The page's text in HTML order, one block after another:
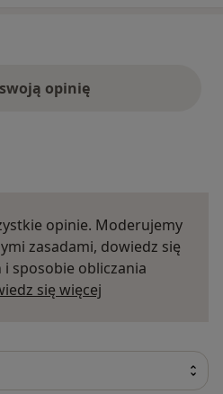
opinię
opinie. Moderujemy
zasadami, dowiedz się
sposobie obliczania
się więcej